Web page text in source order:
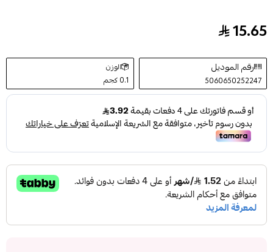
لوشن دوس لوناس للجسم مفتح ومعطر لون اخضر 300 مل
15.65
رقم الموديل
5060650252247
الوزن
0.1 كجم